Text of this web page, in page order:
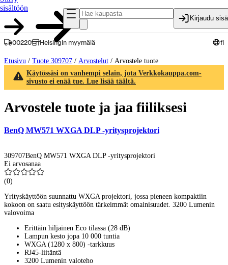
sisältöön
Kirjaudu
00220 Helsingin myymälä fi
Etusivu / Tuote 309707 / Arvostelut / Arvostele tuote
Käytössäsi on vanhempi selain, jota Verkkokauppa.com-
sivusto ei enää tue. Lue lisää täältä.
Arvostele tuote ja jaa fiiliksesi
BenQ MW571 WXGA DLP -yritysprojektori
309707BenQ MW571 WXGA DLP -yritysprojektori
Ei arvosanaa
(0)
Yrityskäyttöön suunnattu WXGA projektori, jossa pieneen kompaktiin
kokoon on saatu esityskäyttöön tärkeimmät omainisuudet. 3200 Lumenin
valovoima
Erittäin hiljainen Eco tilassa (28 dB)
Lampun kesto jopa 10 000 tuntia
WXGA (1280 x 800) -tarkkuus
RJ45-liitäntä
3200 Lumenin valoteho